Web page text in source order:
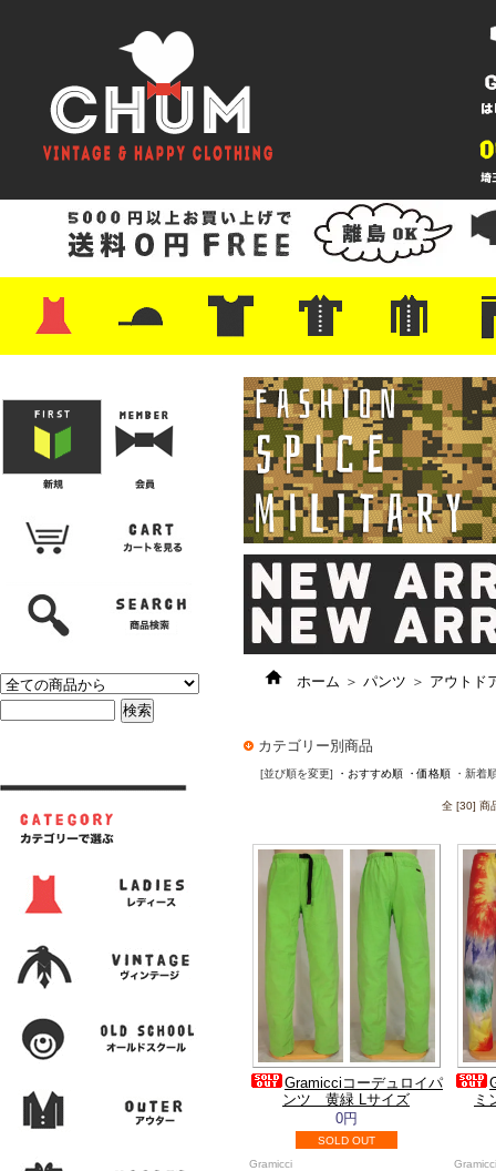
・レザーシューズ/スニーカー
・プリントTシャツ
・バンド/ツアー
・キャラクター
・Nike/adidas/スポーツ
・チャンピオン
・サーフ/スケート
・ボーダー/総柄/無地
・フットボール/リンガー
・タンクトップ/NBA・ポロシャツ
・半袖シャツ
・アロハ/サーフ/ボーリング
・ラルフ/ブランド
・無地/チェック/ストラ
・ワーク/ミリタリー/ウ
ン
・ネル/ウール ・ショ
・アウ
・ジー
・
・ミリ
・コー
・コッ
・オー
・ジャ
ン
ホーム ＞ パンツ ＞ アウトド
カテゴリー別商品
[並び順を変更] ・おすすめ順 ・価格順 ・新着
全 [30] 商
Gramicciコーデュロイパ
ンツ 黄緑 Lサイズ
0円
SOLD OUT
Gramicci
ミ
Gramicci